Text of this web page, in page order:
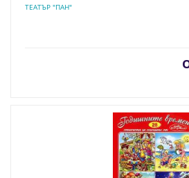
ТЕАТЪР "ПАН"